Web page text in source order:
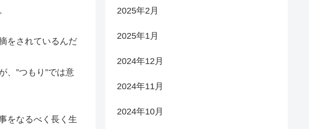
をされているんだ
、”つもり”では意
をなるべく長く生
2025年2月
2025年1月
2024年12月
2024年11月
2024年10月